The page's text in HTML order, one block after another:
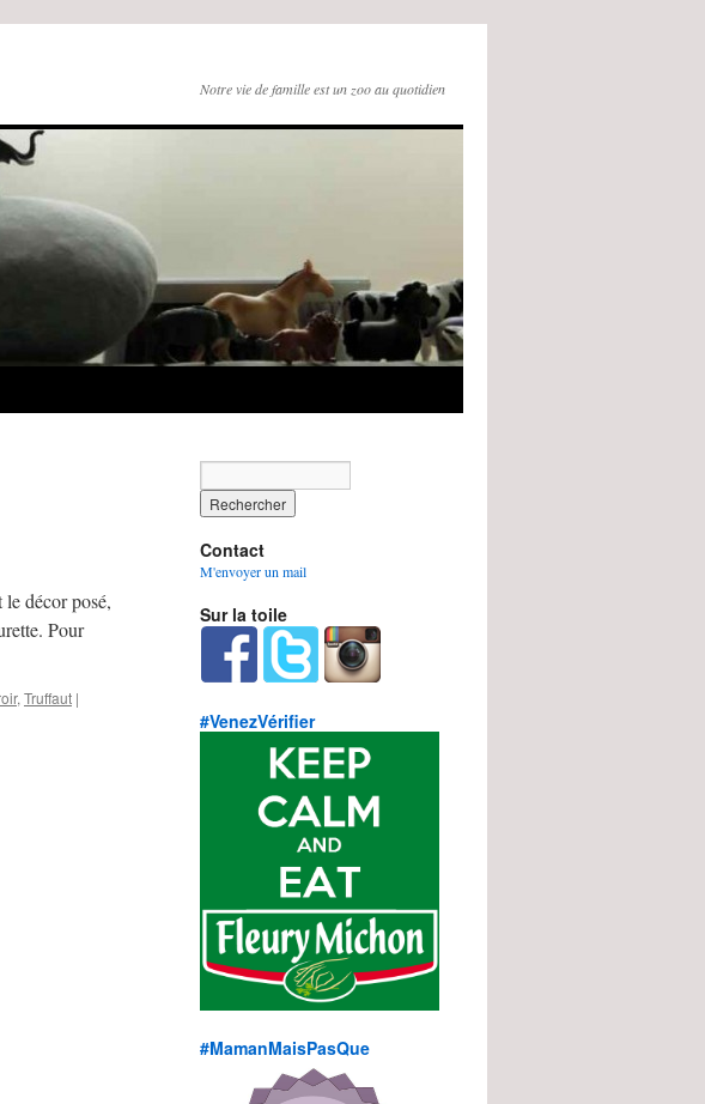
Notre vie de famille est un zoo au quotidien
décor posé,
Pour
, Truffaut |
Contact
M'envoyer un mail
Sur la toile
#VenezVérifier
#MamanMaisPasQue